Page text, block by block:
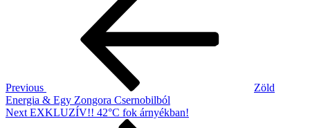
Previous
Zöld
Energia & Egy Zongora Csernobilból
Next
Next EXKLUZÍV!! 42°C fok árnyékban!